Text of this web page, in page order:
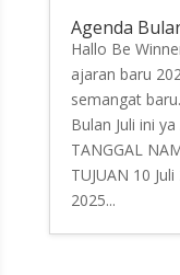
Agenda
Hallo Be
ajaran baru
semangat
Bulan Juli ini
TANGGAL
TUJUAN 10
2025...